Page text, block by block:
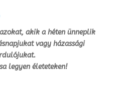
akik a héten ünneplik
vagy házassági
legyen életeteken!